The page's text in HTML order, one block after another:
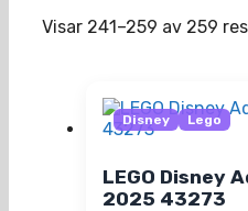
Visar 241–259 av 259
Disney Lego
LEGO Disney
2025 43273